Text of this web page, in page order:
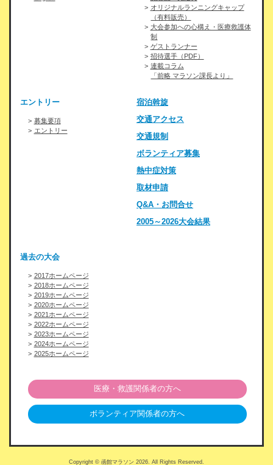
オリジナルランニングキャップ
（有料販売）
大会参加への心構え・医療救護体
制
ゲストランナー
招待選手（PDF）
連載コラム
「前略 マラソン課長より」
エントリー
募集要項
エントリー
宿泊斡旋
交通アクセス
交通規制
ボランティア募集
熱中症対策
取材申請
Q&A・お問合せ
2005～2026大会結果
過去の大会
2017ホームページ
2018ホームページ
2019ホームページ
2020ホームページ
2021ホームページ
2022ホームページ
2023ホームページ
2024ホームページ
2025ホームページ
医療・救護関係者の方へ
ボランティア関係者の方へ
Copyright © 函館マラソン 2026 . All Rights Reserved.